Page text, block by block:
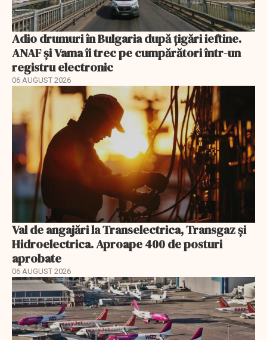
Adio drumuri în Bulgaria după țigări ieftine.
ANAF și Vama îi trec pe cumpărători într-un
registru electronic
06 AUGUST 2026
Val de angajări la Transelectrica, Transgaz și
Hidroelectrica. Aproape 400 de posturi
aprobate
06 AUGUST 2026